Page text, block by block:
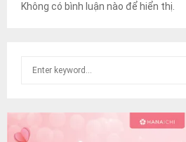
Không có bình luận nào để hiển thị.
h